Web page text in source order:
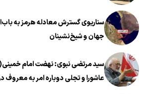
سناریوی گسترش معادله هرمز به
جهان و شیخ‌نشینان
سید مرتضی نبوی: نهضت امام
عاشورا و تجلی دوباره امر به